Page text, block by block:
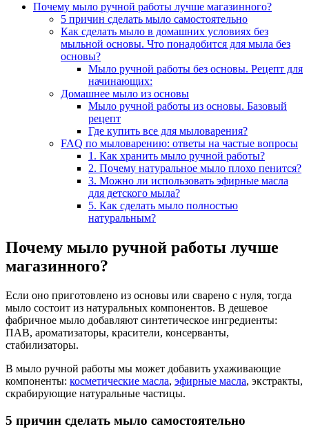
Почему мыло ручной работы лучше магазинного?
5 причин сделать мыло самостоятельно
Как сделать мыло в домашних условиях без
мыльной основы. Что понадобится для мыла без
основы?
Мыло ручной работы без основы. Рецепт для
начинающих:
Домашнее мыло из основы
Мыло ручной работы из основы. Базовый
рецепт
Где купить все для мыловарения?
FAQ по мыловарению: ответы на частые вопросы
1. Как хранить мыло ручной работы?
2. Почему натуральное мыло плохо пенится?
3. Можно ли использовать эфирные масла
для детского мыла?
5. Как сделать мыло полностью
натуральным?
Почему мыло ручной работы лучше
магазинного?
Если оно приготовлено из основы или сварено с нуля, тогда
мыло состоит из натуральных компонентов. В дешевое
фабричное мыло добавляют синтетическое ингредиенты:
ПАВ, ароматизаторы, красители, консерванты,
стабилизаторы.
В мыло ручной работы мы может добавить ухаживающие
компоненты: косметические масла, эфирные масла, экстракты,
скрабирующие натуральные частицы.
5 причин сделать мыло самостоятельно